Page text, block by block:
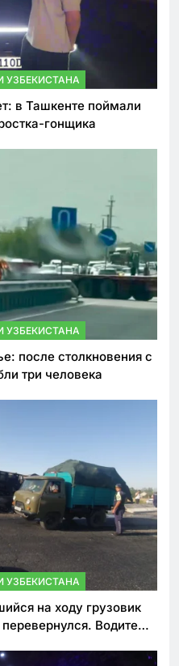
УЗБЕКИСТАНА
в Ташкенте поймали
гонщика
УЗБЕКИСТАНА
после столкновения с
три человека
УЗБЕКИСТАНА
на ходу грузовик
Водитель